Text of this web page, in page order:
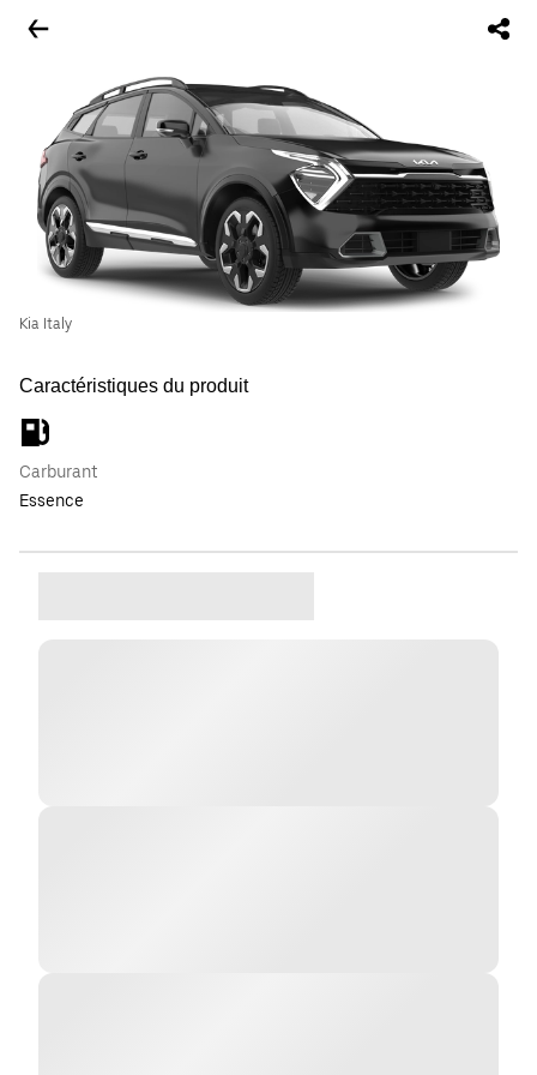
Kia Italy
Caractéristiques du produit
Carburant
Essence